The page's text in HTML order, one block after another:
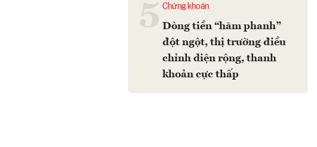
Chứng khoán
Dòng tiền “hãm phanh”
đột ngột, thị trường điều
chỉnh diện rộng, thanh
khoản cực thấp